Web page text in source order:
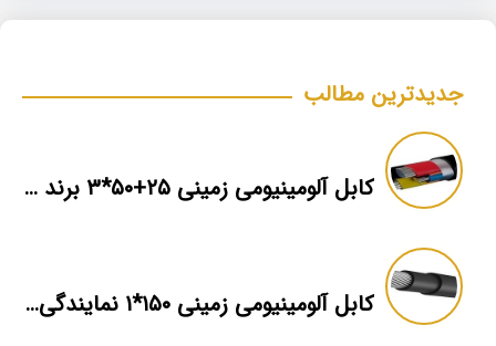
جدیدترین مطالب
کابل آلومینیومی زمینی ۲۵+۵۰*۳ برند ماهان
کابل آلومینیومی زمینی ۱۵۰*۱ نمایندگی فروش